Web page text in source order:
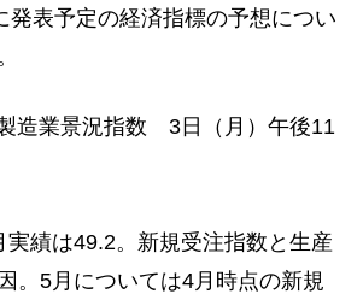
発表予定の経済指標の予想につい
造業景況指数 3日（月）午後11
績は49.2。新規受注指数と生産
。5月については4月時点の新規